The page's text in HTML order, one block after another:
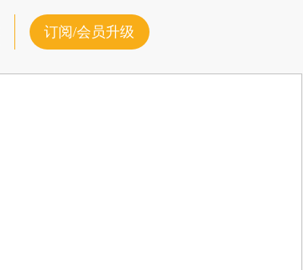
订阅/会员升级